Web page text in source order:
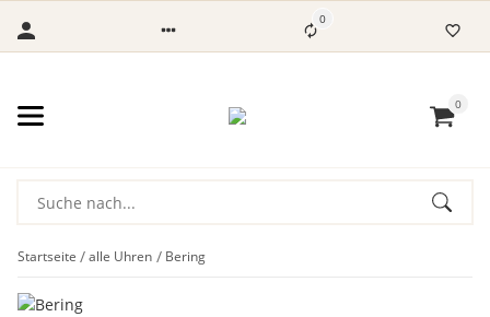
0
0
Startseite alle Uhren Bering